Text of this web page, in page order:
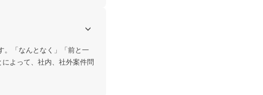
。「なんとなく」「前と一
よって、社内、社外案件問